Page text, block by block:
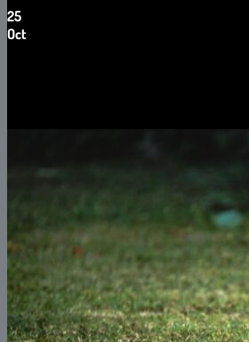
25
Oct